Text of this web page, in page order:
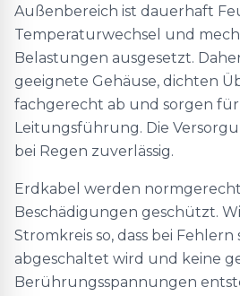
Außenbereich ist dauerhaft
Temperaturwechsel und
Belastungen ausgesetzt.
geeignete Gehäuse, dichten
fachgerecht ab und sorgen für
Leitungsführung. Die
bei Regen zuverlässig.
Erdkabel werden
Beschädigungen geschützt.
Stromkreis so, dass bei Fehlern
abgeschaltet wird und keine
Berührungsspannungen